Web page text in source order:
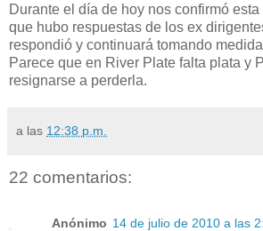
Durante el día de hoy nos confirmó
que hubo respuestas de los ex
respondió y continuará tomando
Parece que en River Plate falta plata y
resignarse a perderla.
a las 12:38 p.m.
22 comentarios:
Anónimo 14 de julio de 2010 a las